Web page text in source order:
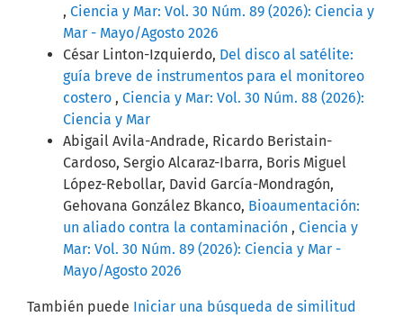
, Ciencia y Mar: Vol. 30 Núm. 89 (2026): Ciencia y
Mar - Mayo/Agosto 2026
César Linton-Izquierdo, Del disco al satélite:
guía breve de instrumentos para el monitoreo
costero , Ciencia y Mar: Vol. 30 Núm. 88 (2026):
Ciencia y Mar
Abigail Avila-Andrade, Ricardo Beristain-
Cardoso, Sergio Alcaraz-Ibarra, Boris Miguel
López-Rebollar, David García-Mondragón,
Gehovana González Bkanco, Bioaumentación:
un aliado contra la contaminación , Ciencia y
Mar: Vol. 30 Núm. 89 (2026): Ciencia y Mar -
Mayo/Agosto 2026
También puede Iniciar una búsqueda de similitud